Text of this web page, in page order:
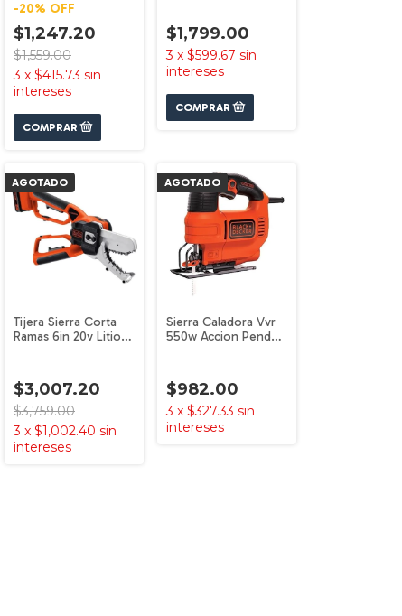
-20% OFF
$1,247.20
$1,559.00
3 x $415.73 sin
intereses
$1,799.00
3 x $599.67 sin
intereses
AGOTADO
Tijera Sierra Corta
Ramas 6in 20v Litio
$3,007.20
$3,759.00
3 x $1,002.40 sin
intereses
AGOTADO
Sierra Caladora Vvr
550w Accion Pendu
$982.00
3 x $327.33 sin
intereses